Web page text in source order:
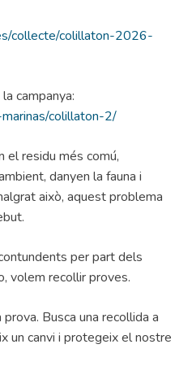
collecte/colillaton-2026-
campanya:
colillaton-2/
el residu més comú,
danyen la fauna i
això, aquest problema
per part dels
volem recollir proves.
Busca una recollida a
un canvi i protegeix el nostre